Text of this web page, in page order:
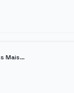
Como Ter Xbox Game Pass Mais Barato: Guia de Economia